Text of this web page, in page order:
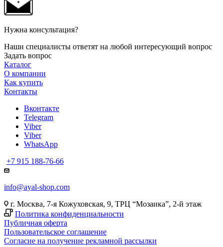
Нужна консультация?
Наши специалисты ответят на любой интересующий вопрос
Задать вопрос
Каталог
О компании
Как купить
Контакты
Вконтакте
Telegram
Viber
Viber
WhatsApp
+7 915 188-76-66
info@ayal-shop.com
г. Москва, 7-я Кожуховская, 9, ТРЦ “Мозаика”, 2-й этаж
Политика конфиденциальности
Публичная оферта
Пользовательское соглашение
Согласие на получение рекламной рассылки